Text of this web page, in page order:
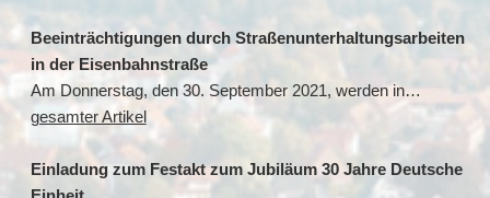
Beeinträchtigungen durch Straßenunterhaltungsarbeiten
in der Eisenbahnstraße
Am Donnerstag, den 30. September 2021, werden in…
gesamter Artikel
Einladung zum Festakt zum Jubiläum 30 Jahre Deutsche